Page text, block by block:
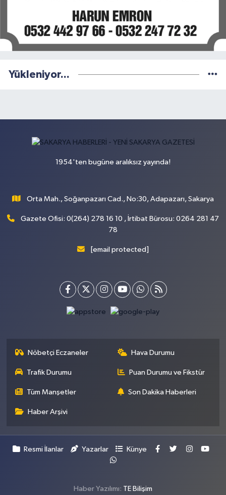
Yükleniyor...
1954'ten bugüne aralıksız yayında!
Orta Mah., Soğanpazarı Cad., No:30, Adapazarı, Sakarya
Gazete Ofisi: 0(264) 278 16 10 , İrtibat Bürosu: 0264 281 47
78
[email protected]
Nöbetçi Eczaneler Hava Durumu
Trafik Durumu Puan Durumu ve Fikstür
Tüm Manşetler Son Dakika Haberleri
Haber Arşivi
Resmi İlanlar Yazarlar Künye
Haber Yazılımı: TE Bilişim